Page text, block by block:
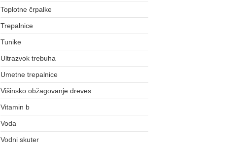
Toplotne črpalke
Trepalnice
Tunike
Ultrazvok trebuha
Umetne trepalnice
Višinsko obžagovanje dreves
Vitamin b
Voda
Vodni skuter